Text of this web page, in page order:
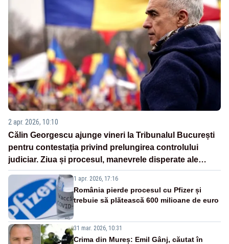
2 apr. 2026, 10:10
Călin Georgescu ajunge vineri la Tribunalul București
pentru contestația privind prelungirea controlului
judiciar. Ziua și procesul, manevrele disperate ale
Sistemului
1 apr. 2026, 17:16
România pierde procesul cu Pfizer și
trebuie să plătească 600 milioane de euro
31 mar. 2026, 10:31
Crima din Mureș: Emil Gânj, căutat în